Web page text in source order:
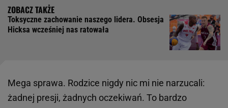
Toksyczne zachowanie naszego lidera. Obsesja
Hicksa wcześniej nas ratowała
Mega sprawa. Rodzice nigdy nic mi nie narzucali:
żadnej presji, żadnych oczekiwań. To bardzo